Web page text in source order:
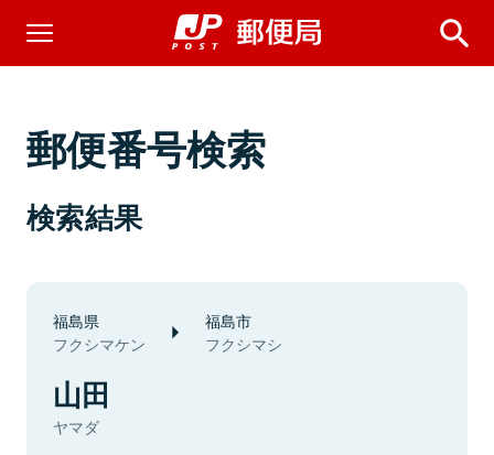
郵便番号検索
検索結果
福島県
フクシマケン
福島市
フクシマシ
山田
ヤマダ